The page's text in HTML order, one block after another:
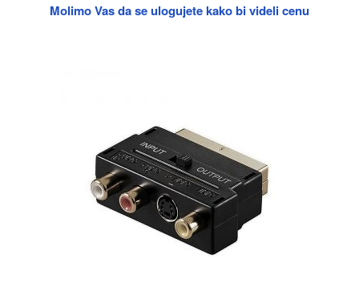
Molimo Vas da se ulogujete kako bi videli cenu